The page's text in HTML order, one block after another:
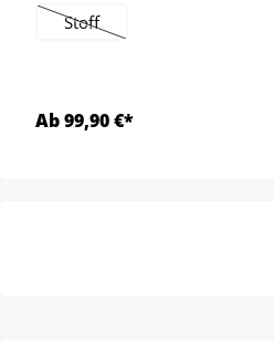
Stoff
(Diese Option ist zurzeit nicht
Ab 99,90 €*